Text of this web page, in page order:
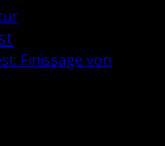
Finissage von